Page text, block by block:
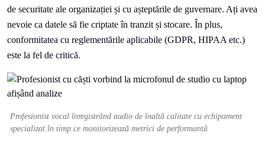
de securitate ale organizației și cu așteptările de guvernare. Ați avea
nevoie ca datele să fie criptate în tranzit și stocare. În plus,
conformitatea cu reglementările aplicabile (GDPR, HIPAA etc.)
este la fel de critică.
Profesionist vocal înregistrând audio de înaltă calitate cu echipament
specializat în timp ce monitorizează metrici de performanță